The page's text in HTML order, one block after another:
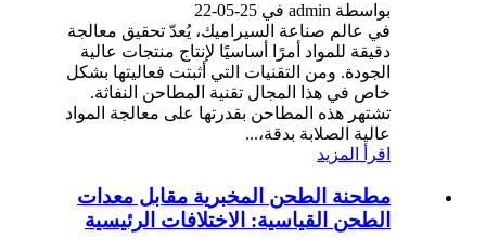
بواسطة admin في 25-05-22
في عالم صناعة السيراميك، يُعدّ تحقيق معالجة
دقيقة للمواد أمرًا أساسيًا لإنتاج منتجات عالية
الجودة. ومن التقنيات التي أثبتت فعاليتها بشكل
خاص في هذا المجال تقنية المطاحن النفاثة.
تشتهر هذه المطاحن بقدرتها على معالجة المواد
عالية الصلابة بدقة،...
اقرأ المزيد
مطحنة الطحن المخبرية مقابل معدات
الطحن القياسية: الاختلافات الرئيسية